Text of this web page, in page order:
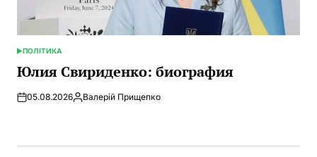
ОПУБЛИКОВАНО
В
ПОЛІТИКА
Юлия Свириденко: биография
05.08.2026Запись
Валерій Прищепко